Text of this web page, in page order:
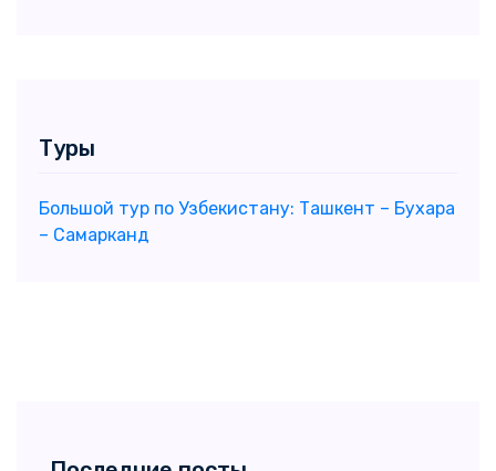
Туры
Большой тур по Узбекистану: Ташкент – Бухара
– Самарканд